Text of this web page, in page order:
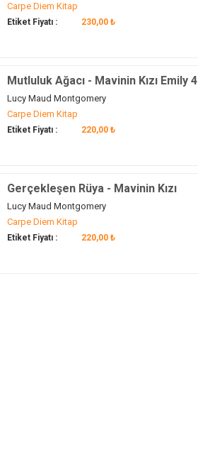
Carpe Diem Kitap
Etiket Fiyatı : 230,00 ₺
Mutluluk Ağacı - Mavinin Kızı Emily 4
Lucy Maud Montgomery
Carpe Diem Kitap
Etiket Fiyatı : 220,00 ₺
Gerçekleşen Rüya - Mavinin Kızı
Emily 8
Lucy Maud Montgomery
Carpe Diem Kitap
Etiket Fiyatı : 220,00 ₺